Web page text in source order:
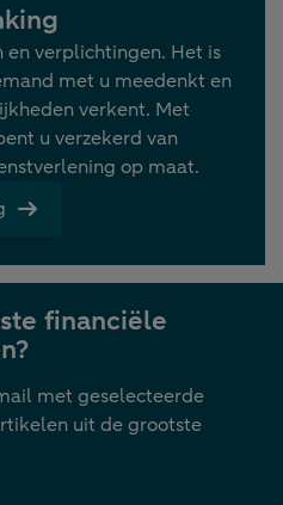
en verplichtingen. Het is
met u meedenkt en
verkent. Met
u verzekerd van
op maat.
financiële
met geselecteerde
uit de grootste